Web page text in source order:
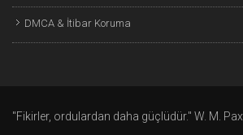
DMCA & İtibar Koruma
"Fikirler, ordulardan daha güçlüdür." W. M.